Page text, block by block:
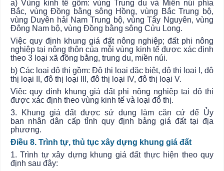
a) Vùng kinh tế gồm: vùng Trung du và Miền núi phía
Bắc, vùng Đồng bằng sông Hồng, vùng Bắc Trung bộ,
vùng Duyên hải Nam Trung bộ, vùng Tây Nguyên, vùng
Đông Nam bộ, vùng Đồng bằng sông Cửu Long.
Việc quy định khung giá đất nông nghiệp; đất phi nông
nghiệp tại nông thôn của mỗi vùng kinh tế được xác định
theo 3 loại xã đồng bằng, trung du, miền núi.
b) Các loại đô thị gồm: Đô thị loại đặc biệt, đô thị loại I, đô
thị loại II, đô thị loại III, đô thị loại IV, đô thị loại V.
Việc quy định khung giá đất phi nông nghiệp tại đô thị
được xác định theo vùng kinh tế và loại đô thị.
3. Khung giá đất được sử dụng làm căn cứ để Ủy
ban nhân dân cấp tỉnh quy định bảng giá đất tại địa
phương.
Điều 8. Trình tự, thủ tục xây dựng khung giá đất
1. Trình tự xây dựng khung giá đất thực hiện theo quy
định sau đây: